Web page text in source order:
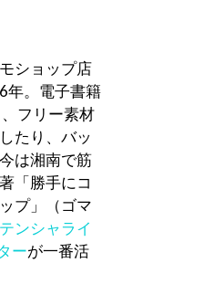
ショップ店
年。電子書籍
フリー素材
たり、バッ
は湘南で筋
「勝手にコ
プ」（ゴマ
ンシャライ
ーが一番活